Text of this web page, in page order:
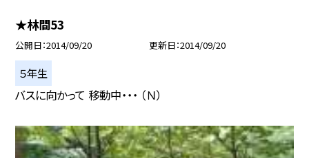
★林間53
公開日 2014/09/20 更新日 2014/09/20
５年生
バスに向かって 移動中・・・ （Ｎ）